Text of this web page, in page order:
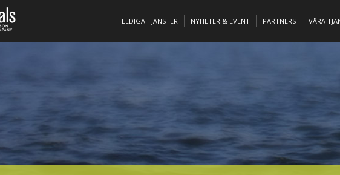
LEDIGA TJÄNSTER NYHETER & EVENT PARTNERS VÅRA